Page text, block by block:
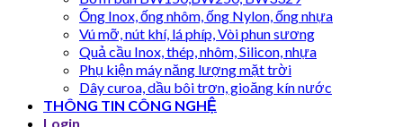
Ống Inox, ống nhôm, ống Nylon, ống nhựa
Vú mỡ, nút khí, lá phíp, Vòi phun sương
Quả cầu Inox, thép, nhôm, Silicon, nhựa
Phụ kiện máy năng lượng mặt trời
Dây curoa, dầu bôi trơn, gioăng kín nước
THÔNG TIN CÔNG NGHỆ
Login